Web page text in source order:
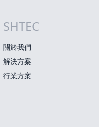
網站指南
SHTEC
關於我們
解決方案
行業方案